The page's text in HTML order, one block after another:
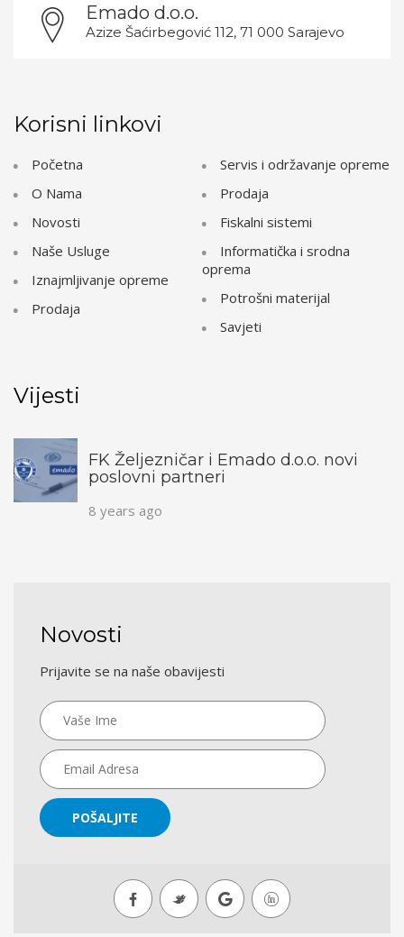
Emado d.o.o.
Azize Šaćirbegović 112, 71 000 Sarajevo
Korisni linkovi
Početna
O Nama
Novosti
Naše Usluge
Iznajmljivanje opreme
Prodaja
Servis i održavanje opreme
Prodaja
Fiskalni sistemi
Informatička i srodna
oprema
Potrošni materijal
Savjeti
Vijesti
FK Željezničar i Emado d.o.o. novi
poslovni partneri
8 years ago
Novosti
Prijavite se na naše obavijesti
POŠALJITE